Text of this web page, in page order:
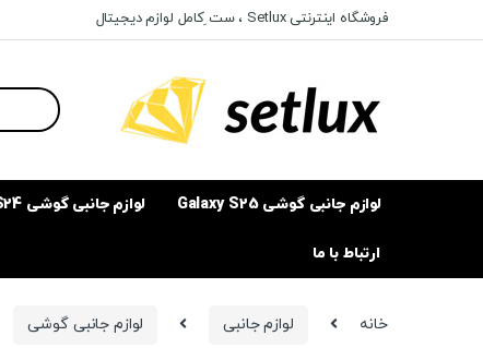
to
to
فروشگاه اینترنتی Setlux ، ست ِکامل لوازم دیجیتال
Search
for:
لوازم جانبی گوشی Galaxy S25 لوازم جانبی گوشی Galaxy S24
ارتباط با ما
خانه لوازم جانبی لوازم جانبی گوشی